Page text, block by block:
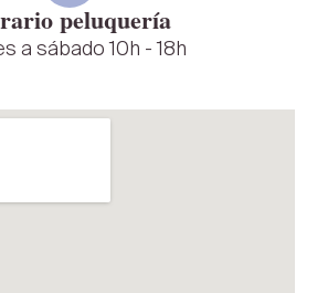
peluquería
a sábado 10h - 18h